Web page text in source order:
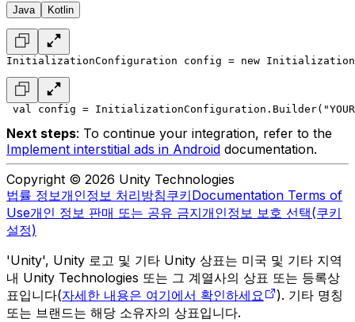
Java Kotlin
InitializationConfiguration config = new
val config =
Next steps: To continue your integration, refer to the
Implement interstitial ads in Android documentation.
Copyright © 2026 Unity Technologies
법률 정보개인정보 처리방침쿠키Documentation Terms of
Use개인 정보 판매 또는 공유 금지개인정보 보호 선택(쿠키
설정)
'Unity', Unity 로고 및 기타 Unity 상표는 미국 및 기타 지역
내 Unity Technologies 또는 그 계열사의 상표 또는 등록상
표입니다(자세한 내용은 여기에서 확인하세요
). 기타 명칭
또는 브랜드는 해당 소유자의 상표입니다.